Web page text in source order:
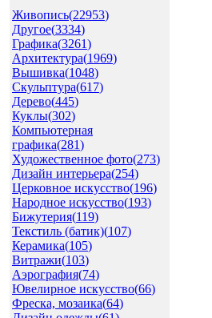
Живопись(22953)
Другое(3334)
Графика(3261)
Архитектура(1969)
Вышивка(1048)
Скульптура(617)
Дерево(445)
Куклы(302)
Компьютерная
графика(281)
Художественное фото(273)
Дизайн интерьера(254)
Церковное искусство(196)
Народное искусство(193)
Бижутерия(119)
Текстиль (батик)(107)
Керамика(105)
Витражи(103)
Аэрография(74)
Ювелирное искусство(66)
Фреска, мозаика(64)